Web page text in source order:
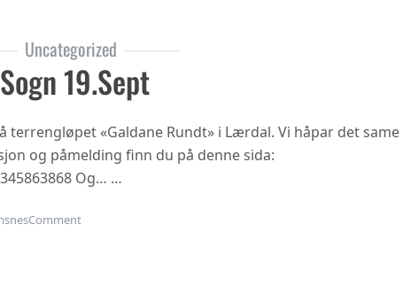
Uncategorized
19.sept
«Galdane Rundt» i Lærdal. Vi håpar det same
og påmelding finn du på denne sida:
Og… …
Commenton Gubbetur til Sogn 19.sept